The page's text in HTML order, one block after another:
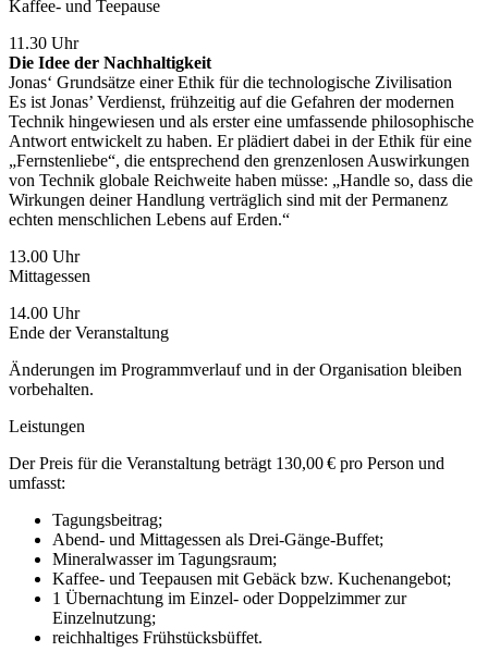
Kaffee- und Teepause
11.30 Uhr
Die Idee der Nachhaltigkeit
Jonas‘ Grundsätze einer Ethik für die technologische Zivilisation
Es ist Jonas’ Verdienst, frühzeitig auf die Gefahren der modernen
Technik hingewiesen und als erster eine umfassende philosophische
Antwort entwickelt zu haben. Er plädiert dabei in der Ethik für eine
„Fernstenliebe“, die entsprechend den grenzenlosen Auswirkungen
von Technik globale Reichweite haben müsse: „Handle so, dass die
Wirkungen deiner Handlung verträglich sind mit der Permanenz
echten menschlichen Lebens auf Erden.“
13.00 Uhr
Mittagessen
14.00 Uhr
Ende der Veranstaltung
Änderungen im Programmverlauf und in der Organisation bleiben
vorbehalten.
Leistungen
Der Preis für die Veranstaltung beträgt 130,00 € pro Person und
umfasst:
Tagungsbeitrag;
Abend- und Mittagessen als Drei-Gänge-Buffet;
Mineralwasser im Tagungsraum;
Kaffee- und Teepausen mit Gebäck bzw. Kuchenangebot;
1 Übernachtung im Einzel- oder Doppelzimmer zur
Einzelnutzung;
reichhaltiges Frühstücksbüffet.